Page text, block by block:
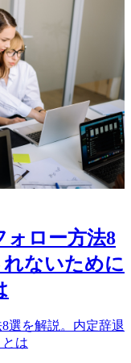
ォロー方法8
ないために
選を解説。内定辞退
は